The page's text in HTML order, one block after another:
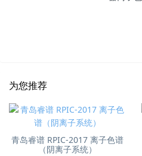
为您推荐
青岛睿谱 RPIC-2017 离子色谱
（阴离子系统）